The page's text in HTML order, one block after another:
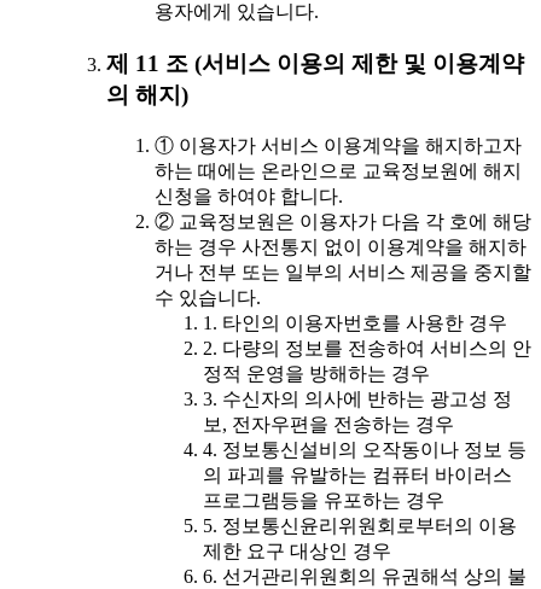
용자에게 있습니다.
제 11 조 (서비스 이용의 제한 및 이용계약
의 해지)
① 이용자가 서비스 이용계약을 해지하고자
하는 때에는 온라인으로 교육정보원에 해지
신청을 하여야 합니다.
② 교육정보원은 이용자가 다음 각 호에 해당
하는 경우 사전통지 없이 이용계약을 해지하
거나 전부 또는 일부의 서비스 제공을 중지할
수 있습니다.
1. 타인의 이용자번호를 사용한 경우
2. 다량의 정보를 전송하여 서비스의 안
정적 운영을 방해하는 경우
3. 수신자의 의사에 반하는 광고성 정
보, 전자우편을 전송하는 경우
4. 정보통신설비의 오작동이나 정보 등
의 파괴를 유발하는 컴퓨터 바이러스
프로그램등을 유포하는 경우
5. 정보통신윤리위원회로부터의 이용
제한 요구 대상인 경우
6. 선거관리위원회의 유권해석 상의 불